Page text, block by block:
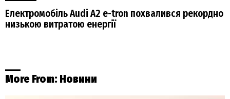
Електромобіль Audi A2 e-tron похвалився рекордно
низькою витратою енергії
More From: Новини